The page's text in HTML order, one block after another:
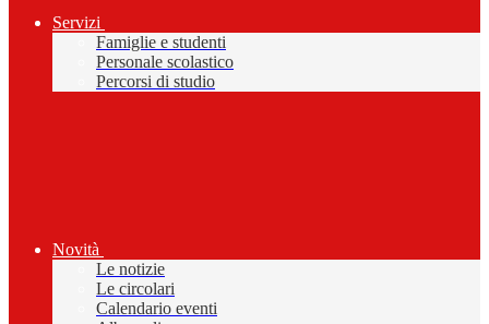
Servizi
Famiglie e studenti
Personale scolastico
Percorsi di studio
Novità
Le notizie
Le circolari
Calendario eventi